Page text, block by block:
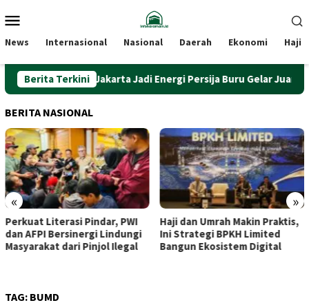
ke
Mobile
News Internasional Nasional Daerah Ekonomi Haji
Berita Terkini
Bank Jakarta Jadi Energi Persija Buru Gelar Juara Liga
BERITA NASIONAL
« »
Haji dan Umrah Makin Praktis,
Ini Strategi BPKH Limited
Bangun Ekosistem Digital
Dari Beringharjo hingga
Bekalista, Dua Kunjungan
Purbaya yang Disambut
TAG: BUMD